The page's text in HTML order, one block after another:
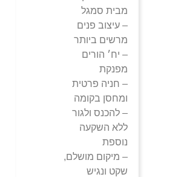
מבית סמגל
– עיצוב פנים
מרשים ביותר
– יח׳ הורים
מפנקת
– חניה פרטית
ומחסן בקומה
– להכנס ולגור
ללא השקעה
נוספת
– מיקום מושלם,
שקט ונגיש